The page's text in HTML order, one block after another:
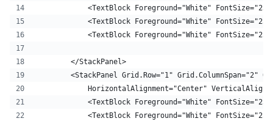
<TextBlock Foreground="White"
<TextBlock Foreground="White"
<TextBlock Foreground="White"
        </StackPanel>
<StackPanel Grid.Row="1" Grid.ColumnSpan="2"
HorizontalAlignment="Center"
<TextBlock Foreground="White"
<TextBlock Foreground="White"